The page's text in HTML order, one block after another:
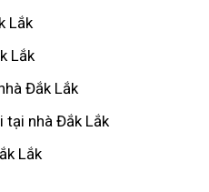
Lắk
Lắk
Đắk Lắk
tại nhà Đắk Lắk
Lắk